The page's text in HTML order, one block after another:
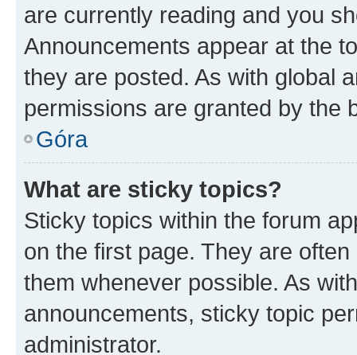
are currently reading and you
Announcements appear at the
they are posted. As with global
permissions are granted by the
Góra
What are sticky topics?
Sticky topics within the forum
on the first page. They are
them whenever possible. As
announcements, sticky topic
administrator.